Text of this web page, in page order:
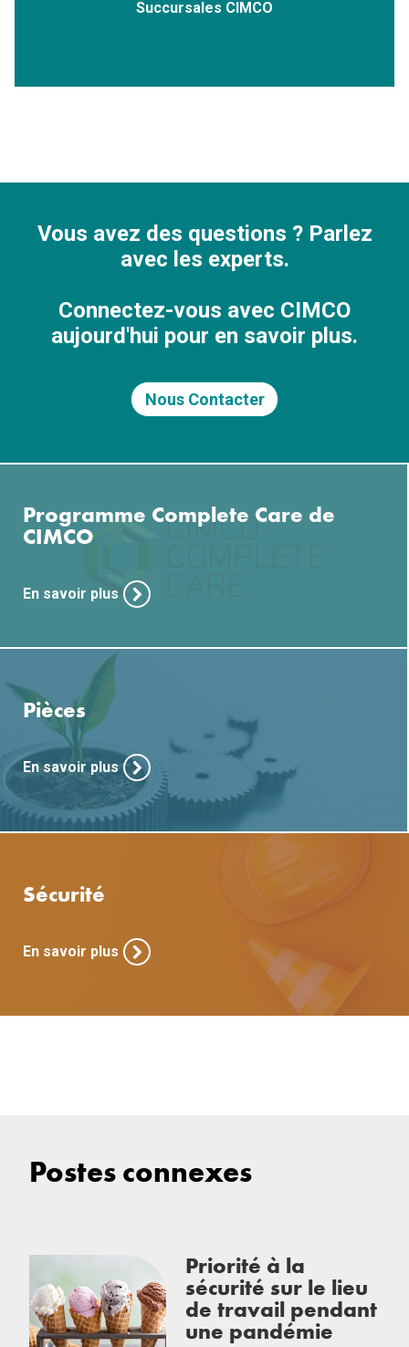
Succursales CIMCO
Vous avez des questions ? Parlez
avec les experts.
Connectez-vous avec CIMCO
aujourd'hui pour en savoir plus.
Nous Contacter
Programme Complete Care de
CIMCO
En savoir plus
Pièces
En savoir plus
Sécurité
En savoir plus
Postes connexes
Priorité à la
sécurité sur le lieu
de travail pendant
une pandémie